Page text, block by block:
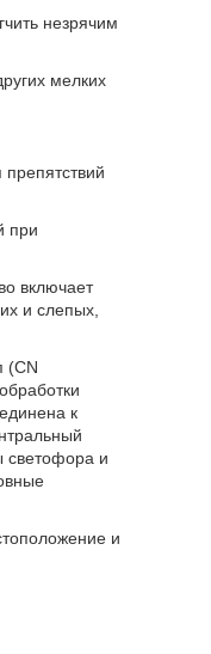
незрячим
мелких
при
включает
и слепых,
(CN
к
светофора и
и